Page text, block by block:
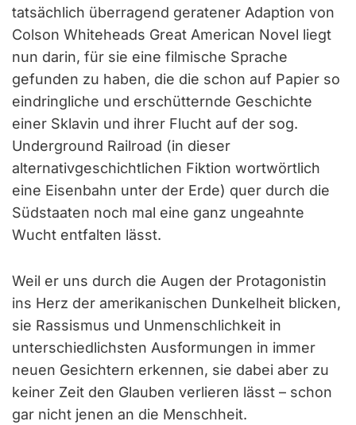
tatsächlich überragend geratener Adaption von
Colson Whiteheads Great American Novel liegt
nun darin, für sie eine filmische Sprache
gefunden zu haben, die die schon auf Papier so
eindringliche und erschütternde Geschichte
einer Sklavin und ihrer Flucht auf der sog.
Underground Railroad (in dieser
alternativgeschichtlichen Fiktion wortwörtlich
eine Eisenbahn unter der Erde) quer durch die
Südstaaten noch mal eine ganz ungeahnte
Wucht entfalten lässt.
Weil er uns durch die Augen der Protagonistin
ins Herz der amerikanischen Dunkelheit blicken,
sie Rassismus und Unmenschlichkeit in
unterschiedlichsten Ausformungen in immer
neuen Gesichtern erkennen, sie dabei aber zu
keiner Zeit den Glauben verlieren lässt – schon
gar nicht jenen an die Menschheit.